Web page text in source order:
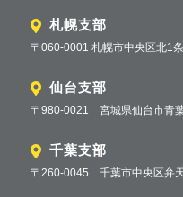
札幌支部
〒060-0001 札幌市中央区北1
仙台支部
〒980-0021 宮城県仙台市青
千葉支部
〒260-0045 千葉市中央区弁